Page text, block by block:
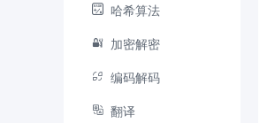
哈希算法
加密解密
编码解码
翻译